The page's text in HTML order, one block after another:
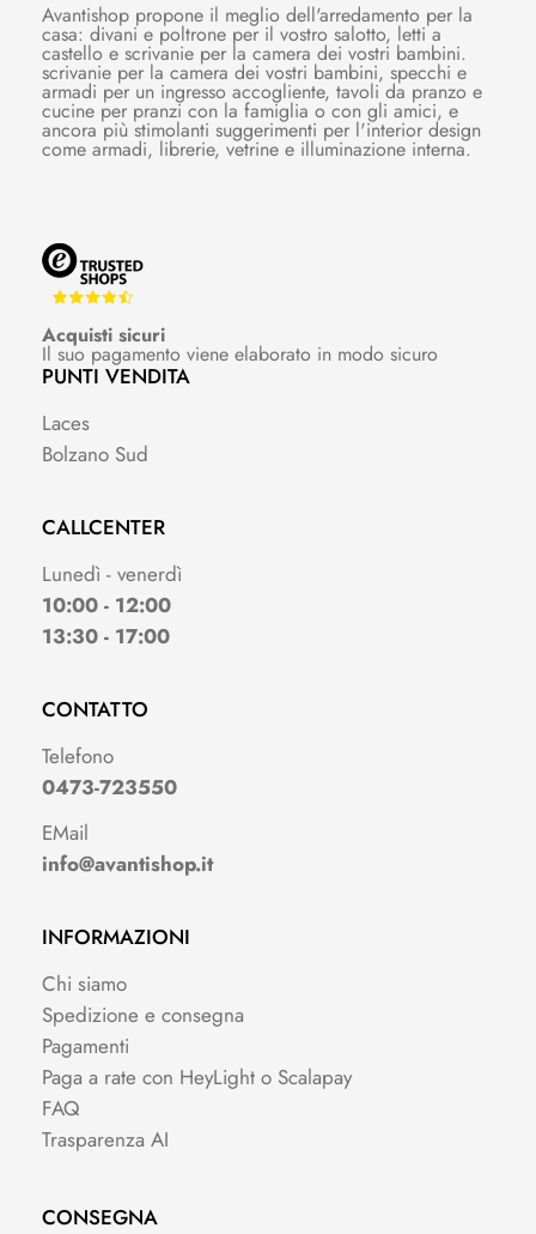
Avantishop propone il meglio dell'arredamento per la
casa: divani e poltrone per il vostro salotto, letti a
castello e scrivanie per la camera dei vostri bambini.
scrivanie per la camera dei vostri bambini, specchi e
armadi per un ingresso accogliente, tavoli da pranzo e
cucine per pranzi con la famiglia o con gli amici, e
ancora più stimolanti suggerimenti per l'interior design
come armadi, librerie, vetrine e illuminazione interna.
Acquisti sicuri
Il suo pagamento viene elaborato in modo sicuro
PUNTI VENDITA
Laces
Bolzano Sud
CALLCENTER
Lunedì - venerdì
10:00 - 12:00
13:30 - 17:00
CONTATTO
Telefono
0473-723550
EMail
info@avantishop.it
INFORMAZIONI
Chi siamo
Spedizione e consegna
Pagamenti
Paga a rate con HeyLight o Scalapay
FAQ
Trasparenza AI
CONSEGNA